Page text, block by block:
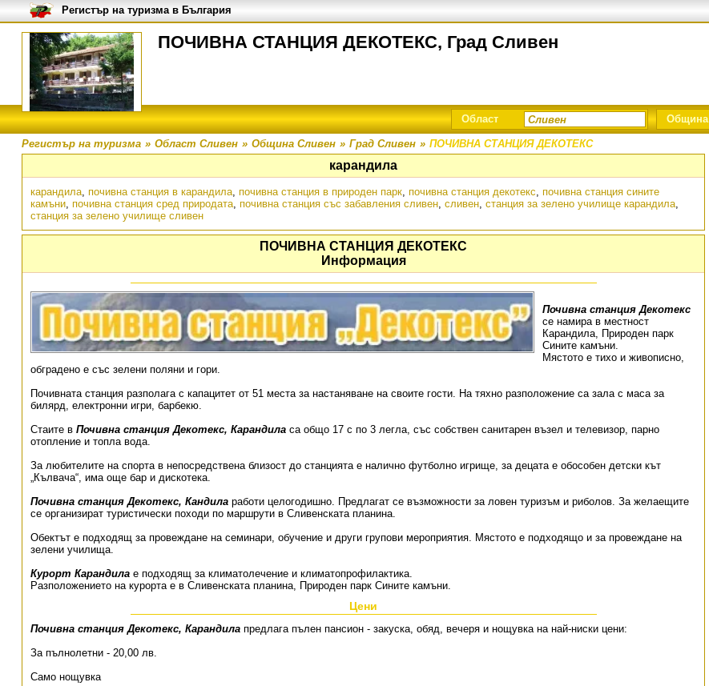
ПОЧИВНА СТАНЦИЯ ДЕКОТЕКС, Град Сливен
Регистър на туризма в България
Област Община
Регистър на туризма » Област Сливен » Община Сливен » Град Сливен » ПОЧИВНА СТАНЦИЯ ДЕКОТЕКС
карандила
карандила, почивна станция в карандила, почивна станция в природен парк, почивна станция декотекс, почивна станция сините
камъни, почивна станция сред природата, почивна станция със забавления сливен, сливен, станция за зелено училище карандила,
станция за зелено училище сливен
ПОЧИВНА СТАНЦИЯ ДЕКОТЕКС
Информация
Почивна станция Декотекс
се намира в местност
Карандила, Природен парк
Сините камъни.
Мястото е тихо и живописно,
обградено е със зелени поляни и гори.
Почивната станция разполага с капацитет от 51 места за настаняване на своите гости. На тяхно разположение са зала с маса за
билярд, електронни игри, барбекю.
Стаите в Почивна станция Декотекс, Карандила са общо 17 с по 3 легла, със собствен санитарен възел и телевизор, парно
отопление и топла вода.
За любителите на спорта в непосредствена близост до станцията е налично футболно игрище, за децата е обособен детски кът
„Кълвача“, има още бар и дискотека.
Почивна станция Декотекс, Кандилаработи целогодишно. Предлагат се възможности за ловен туризъм и риболов. За желаещите
се организират туристически походи по маршрути в Сливенската планина.
Обектът е подходящ за провеждане на семинари, обучение и други групови мероприятия. Мястото е подходящо и за провеждане на
зелени училища.
Курорт Карандилае подходящ за климатолечение и климатопрофилактика.
Разположението на курорта е в Сливенската планина, Природен парк Сините камъни.
Цени
Почивна станция Декотекс, Карандилапредлага пълен пансион - закуска, обяд, вечеря и нощувка на най-ниски цени:
За пълнолетни - 20,00 лв.
Само нощувка